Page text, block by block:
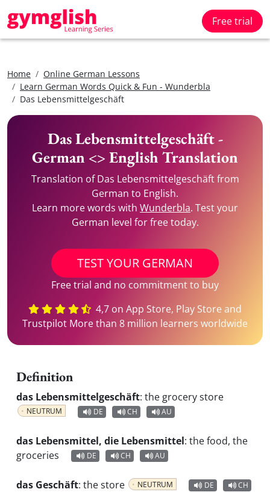
Free trial
Home
Online German Lessons
Learn German Words Quick & Fun - Wunderbla
Das Lebensmittelgeschäft
Das Lebensmittelgeschäft -
German <> English Translation
Translation of Das Lebensmittelgeschäft from
German to English.
Learn more words with Wunderbla. Test your
German level for free today.
TEST YOUR GERMAN
Free trial and no commitment to buy
4,7 on App Store, Play Store and
Trustpilot More than 8 million learners worldwide
Definition
das Lebensmittelgeschäft: the grocery store
NEUTRUM DE CH AU
das Lebensmittel, die Lebensmittel: the food, the
groceries
DE CH AU
das Geschäft: the store NEUTRUM DE
CH